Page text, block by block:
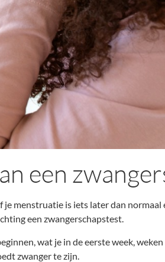
een
menstruatie is iets later dan
een zwangerschapstest.
wat je in de eerste week,
zwanger te zijn.